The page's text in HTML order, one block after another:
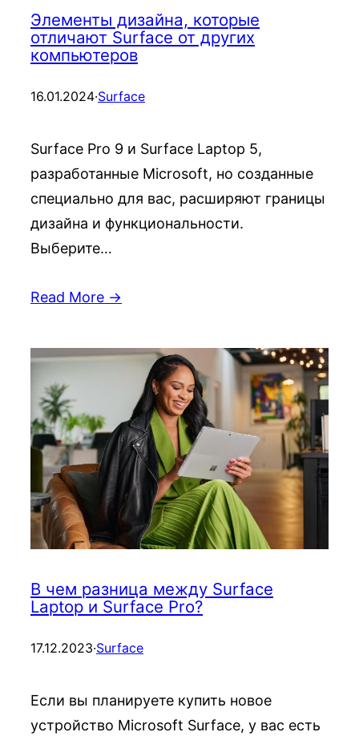
Элементы дизайна, которые
отличают Surface от других
компьютеров
16.01.2024·Surface
Surface Pro 9 и Surface Laptop 5,
разработанные Microsoft, но созданные
специально для вас, расширяют границы
дизайна и функциональности.
Выберите…
Read More →
В чем разница между Surface
Laptop и Surface Pro?
17.12.2023·Surface
Если вы планируете купить новое
устройство Microsoft Surface, у вас есть